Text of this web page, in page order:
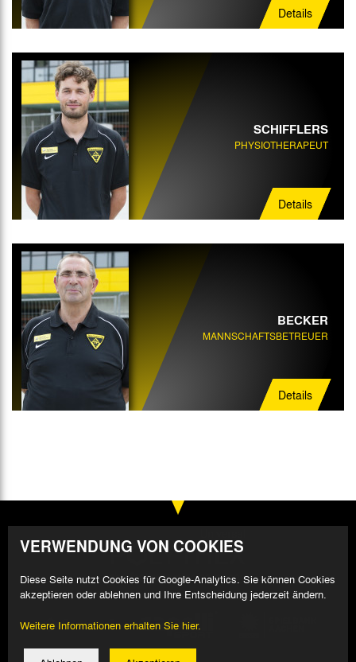
Details
SCHIFFLERS
PHYSIOTHERAPEUT
Details
BECKER
MANNSCHAFTSBETREUER
Details
VERWENDUNG VON COOKIES
Diese Seite nutzt Cookies für Google-Analytics. Sie können Cookies
akzeptieren oder ablehnen und Ihre Entscheidung jederzeit ändern.
Weitere Informationen erhalten Sie hier.